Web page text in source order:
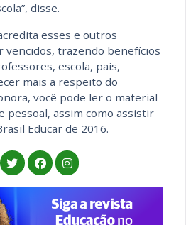
disse.
esses e outros
vencidos, trazendo benefícios
escola, pais,
mais a respeito do
você pode ler o material
pessoal, assim como assistir
Educar de 2016.